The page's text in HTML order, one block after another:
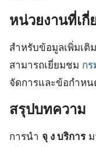
หน่วยงานที่เกี่
สำหรับข้อมูลเพิ่มเติ
สามารถเยี่ยมชม กร
จัดการและข้อกำหน
สรุปบทความ
การนำ จุ ง บริการม